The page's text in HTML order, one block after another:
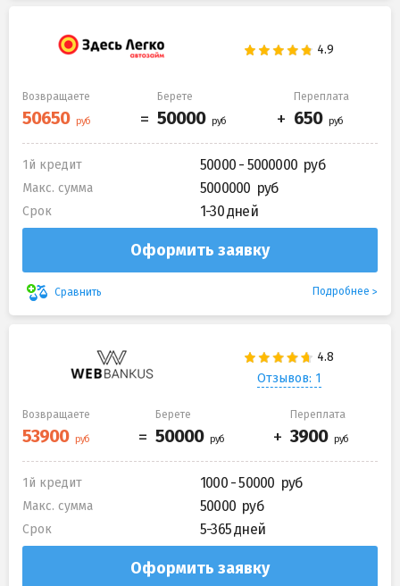
Возвращаете Берете Переплата
1й кредит 50000 - 5000000
Макс. сумма 5000000
Срок 1-30 дней
Оформить заявку
Сравнить Подробнее
Отзывов: 1
Возвращаете Берете Переплата
1й кредит 1000 - 50000
Макс. сумма 50000
Срок 5-365 дней
Оформить заявку